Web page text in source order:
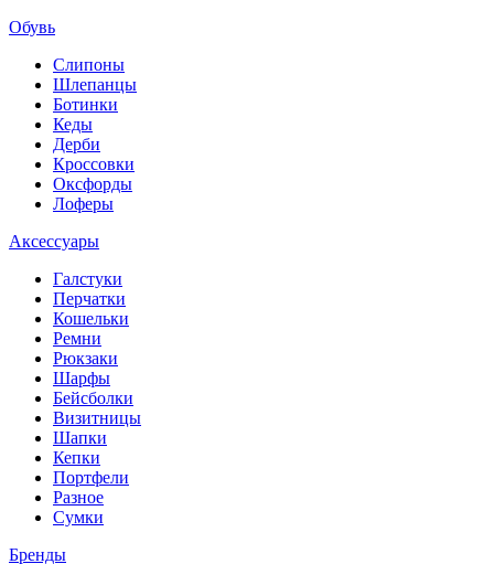
Обувь
Слипоны
Шлепанцы
Ботинки
Кеды
Дерби
Кроссовки
Оксфорды
Лоферы
Аксессуары
Галстуки
Перчатки
Кошельки
Ремни
Рюкзаки
Шарфы
Бейсболки
Визитницы
Шапки
Кепки
Портфели
Разное
Сумки
Бренды